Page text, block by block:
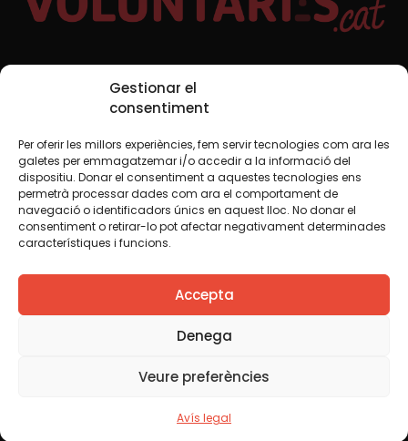
Gestionar el
consentiment
Per oferir les millors experiències, fem servir tecnologies com ara les
galetes per emmagatzemar i/o accedir a la informació del
dispositiu. Donar el consentiment a aquestes tecnologies ens
permetrà processar dades com ara el comportament de
navegació o identificadors únics en aquest lloc. No donar el
consentiment o retirar-lo pot afectar negativament determinades
característiques i funcions.
Accepta
Denega
Veure preferències
Avís legal
Xarxes Socials
TWT YTB IG FB IN
Avís legalPolítica de cookies
Creiem que el coneixement s’ha de compartir. Per això
fem servir una llicència Creative Commons, llevat que en
algun material indiquem el contrari. Us animem a copiar,
redistribuir, remesclar o transformar i crear els continguts
comercial. Només us demanem que reconegueu
l’autoria de la creació original.